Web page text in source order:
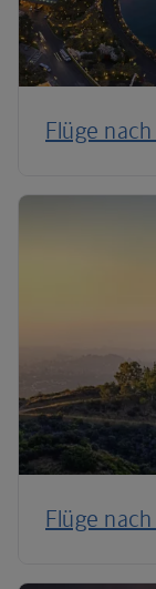
Flüge
Flüge